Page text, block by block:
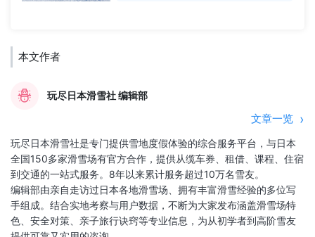
本文作者
玩尽日本滑雪社 编辑部
文章一览
玩尽日本滑雪社是专门提供雪地度假体验的综合服务平台，与日本
全国150多家滑雪场有官方合作，提供从缆车券、租借、课程、住宿
到交通的一站式服务。8年以来累计服务超过10万名雪友。
编辑部由亲自走访过日本各地滑雪场、拥有丰富滑雪经验的多位写
手组成。结合实地考察与用户数据，不断为大家发布涵盖滑雪场特
色、安全对策、亲子旅行诀窍等专业信息，为从初学者到高阶雪友